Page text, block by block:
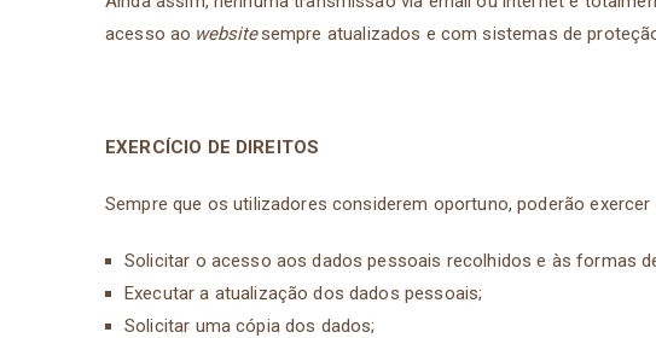
acesso ao websitesempre atualizados e com sistemas de
EXERCÍCIO DE DIREITOS
Sempre que os utilizadores considerem oportuno, poderão
Solicitar o acesso aos dados pessoais recolhidos e às formas
Executar a atualização dos dados pessoais;
Solicitar uma cópia dos dados;